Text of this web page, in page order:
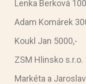
Lenka Berková
Adam Komárek
Koukl Jan 5000,-
ZSM Hlinsko s.r.o.
Markéta a